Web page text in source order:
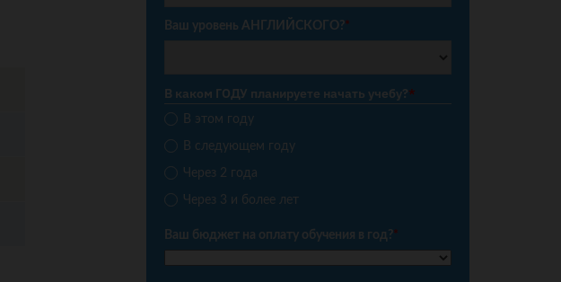
Ваш уровень АНГЛИЙСКОГО?*
В каком ГОДУ планируете начать учебу?*
В этом году
В следующем году
Через 2 года
Через 3 и более лет
Ваш бюджет на оплату обучения в год?*